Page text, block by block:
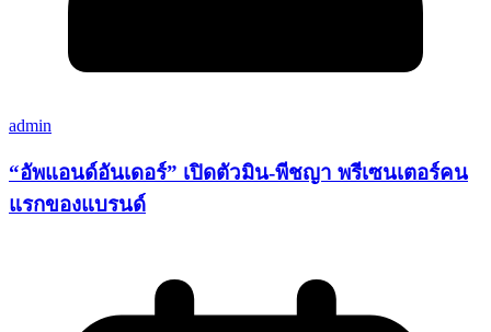
admin
“อัพแอนด์อันเดอร์” เปิดตัวมิน-พีชญา พรีเซนเตอร์คน
แรกของแบรนด์